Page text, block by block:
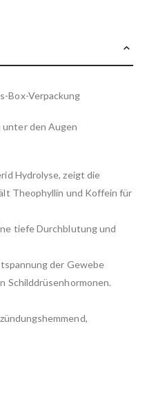
Box-Verpackung
den Augen
Hydrolyse, zeigt die
Theophyllin und Koffein für
tiefe Durchblutung und
der Gewebe
Schilddrüsenhormonen.